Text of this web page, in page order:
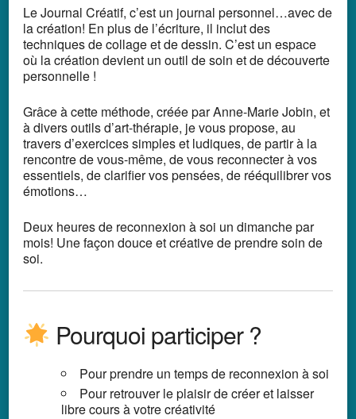
Le Journal Créatif, c’est un journal personnel…avec de
la création! En plus de l’écriture, il inclut des
techniques de collage et de dessin. C’est un espace
où la création devient un outil de soin et de découverte
personnelle !
Grâce à cette méthode, créée par Anne-Marie Jobin, et
à divers outils d’art-thérapie, je vous propose, au
travers d’exercices simples et ludiques, de partir à la
rencontre de vous-même, de vous reconnecter à vos
essentiels, de clarifier vos pensées, de rééquilibrer vos
émotions…
Deux heures de reconnexion à soi un dimanche par
mois! Une façon douce et créative de prendre soin de
soi.
Pourquoi participer ?
Pour prendre un temps de reconnexion à soi
Pour retrouver le plaisir de créer et laisser
libre cours à votre créativité